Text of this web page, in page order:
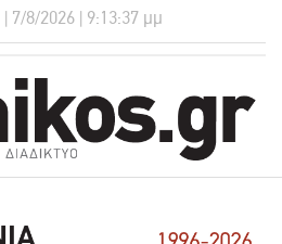
| 7/8/2026 | 9:13:38 μμ